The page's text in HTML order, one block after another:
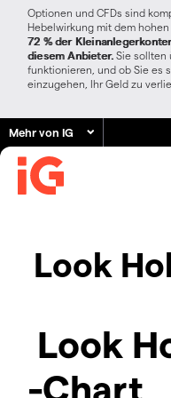
Optionen und CFDs sind
Hebelwirkung mit dem
72 % der
diesem Anbieter. Sie sollten
funktionieren, und ob Sie es
einzugehen, Ihr Geld zu
Mehr von IG
Look
Look
-Chart